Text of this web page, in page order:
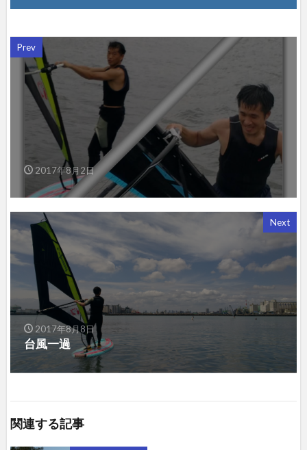
Prev
2017年8月2日
Next
2017年8月8日
台風一過
関連する記事